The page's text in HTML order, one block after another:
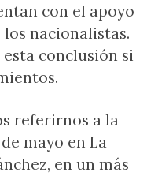
con el apoyo
nacionalistas.
conclusión si
referirnos a la
mayo en La
en un más